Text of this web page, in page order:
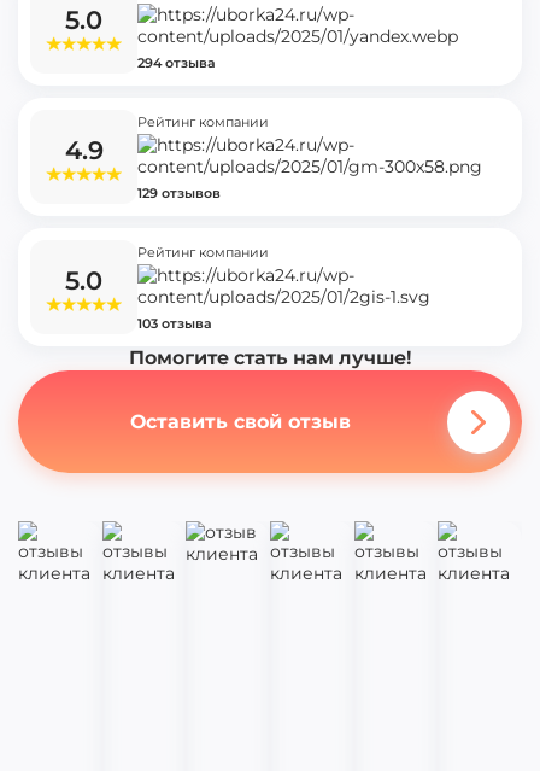
5.0
294 отзыва
4.9
Рейтинг компании
129 отзывов
5.0
Рейтинг компании
103 отзыва
Помогите стать нам лучше!
Оставить свой отзыв